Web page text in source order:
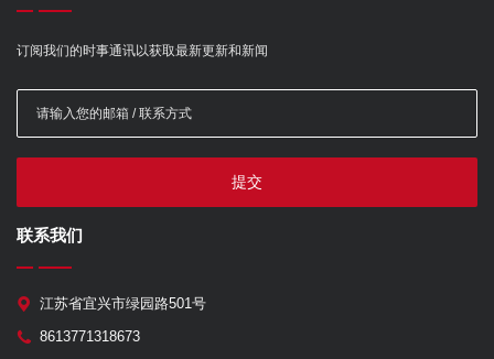
订阅我们的时事通讯以获取最新更新和新闻
提交
联系我们
江苏省宜兴市绿园路501号
8613771318673